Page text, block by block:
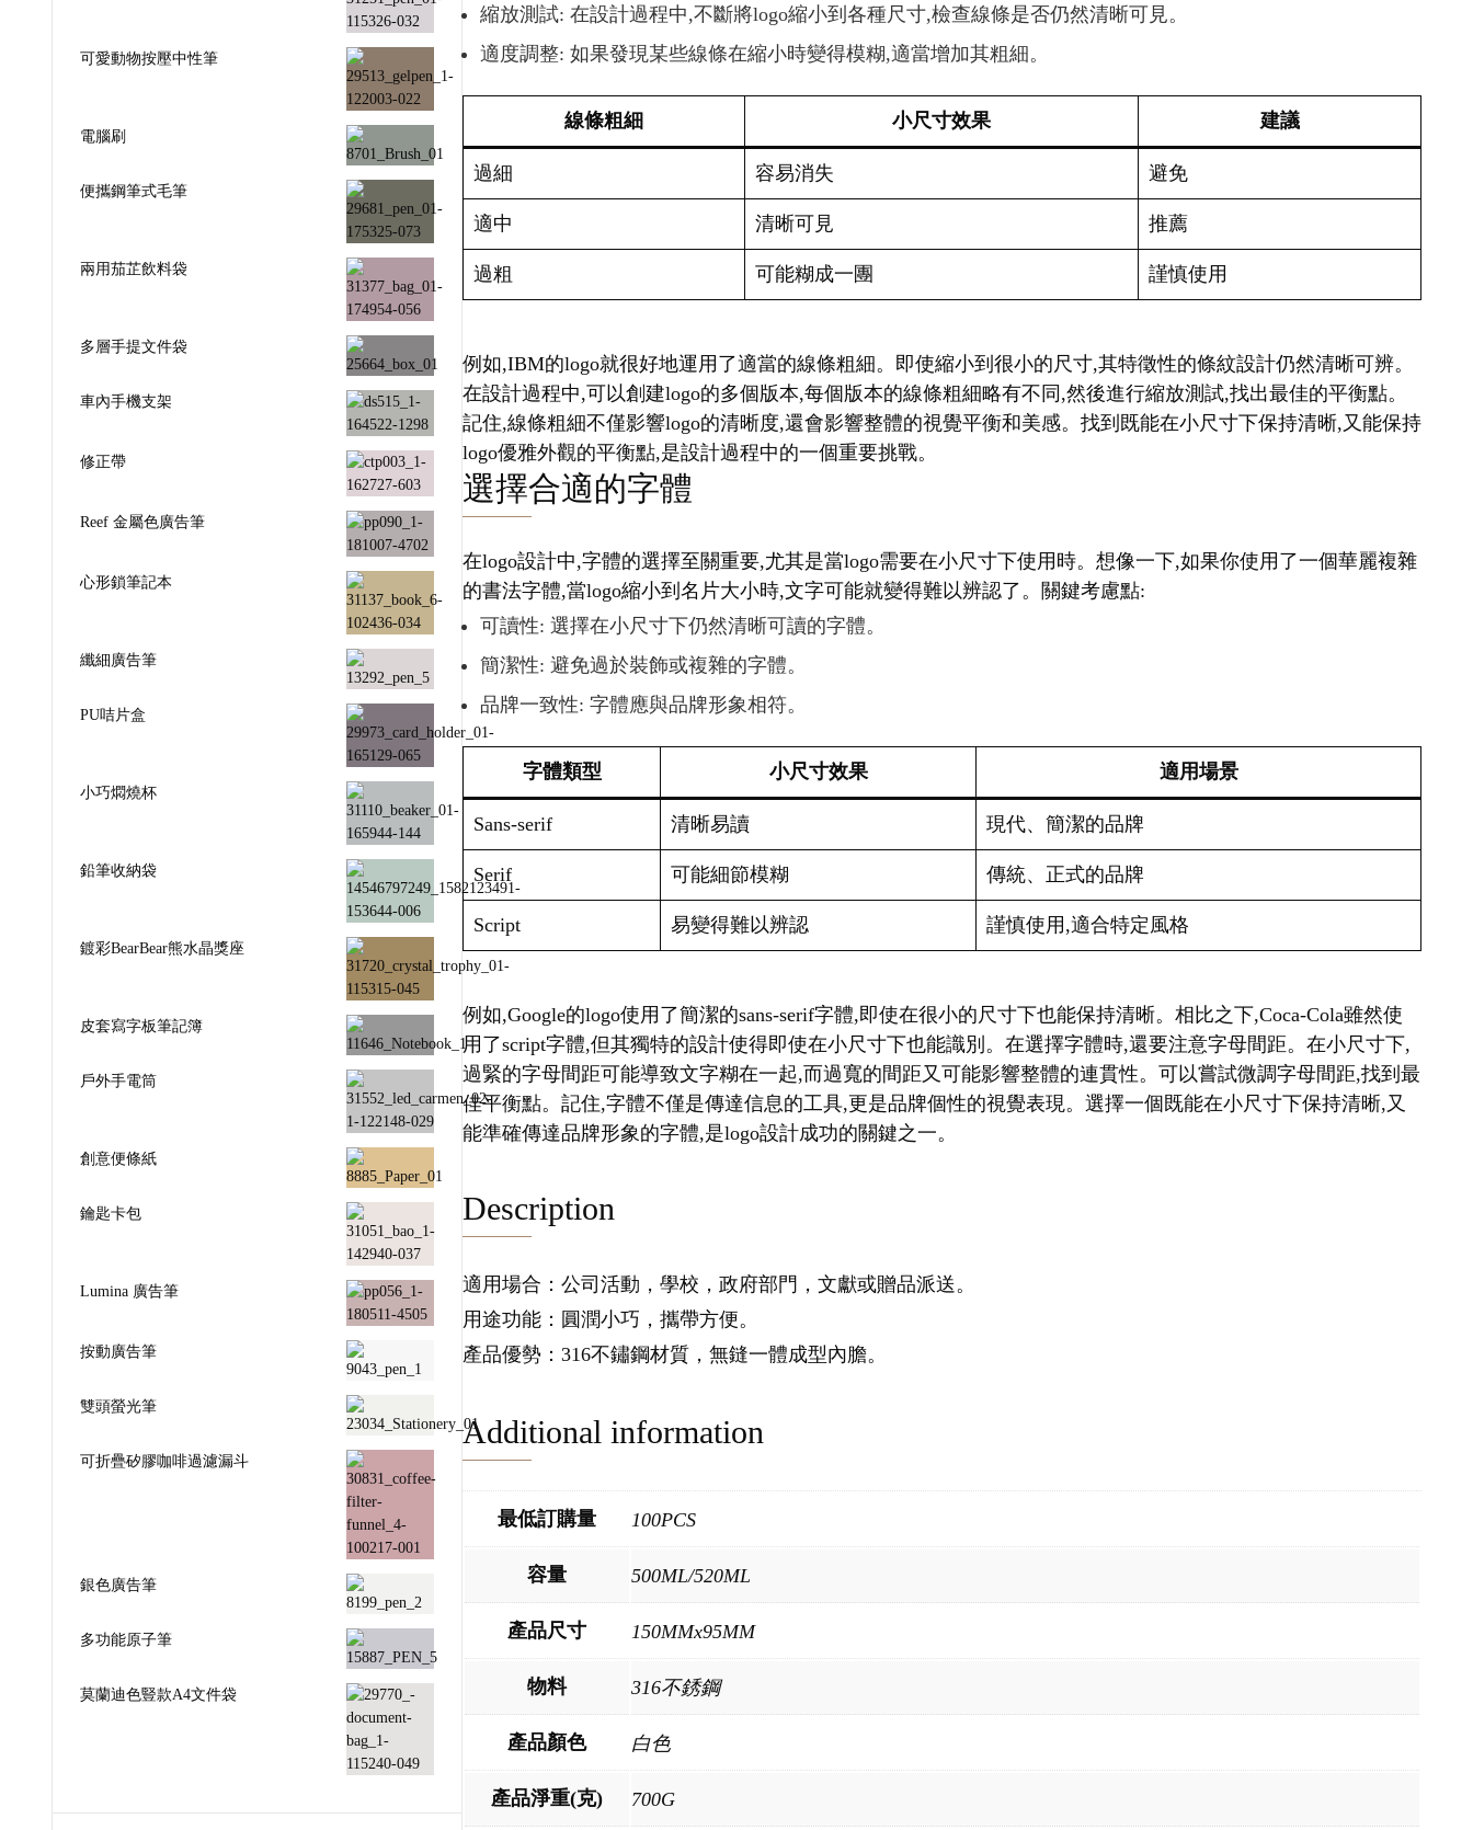
縮放測試: 在設計過程中,不斷將logo縮小到各種尺寸,檢查線條是否仍然清晰可見。
適度調整: 如果發現某些線條在縮小時變得模糊,適當增加其粗細。
線條粗細 小尺寸效果 建議
過細 容易消失 避免
適中 清晰可見 推薦
過粗 可能糊成一團 謹慎使用
例如,IBM的logo就很好地運用了適當的線條粗細。即使縮小到很小的尺寸,其特徵性的條紋設計仍然清晰可辨。
在設計過程中,可以創建logo的多個版本,每個版本的線條粗細略有不同,然後進行縮放測試,找出最佳的平衡點。
記住,線條粗細不僅影響logo的清晰度,還會影響整體的視覺平衡和美感。找到既能在小尺寸下保持清晰,又能保持
logo優雅外觀的平衡點,是設計過程中的一個重要挑戰。
選擇合適的字體
在logo設計中,字體的選擇至關重要,尤其是當logo需要在小尺寸下使用時。想像一下,如果你使用了一個華麗複雜
的書法字體,當logo縮小到名片大小時,文字可能就變得難以辨認了。關鍵考慮點:
可讀性: 選擇在小尺寸下仍然清晰可讀的字體。
簡潔性: 避免過於裝飾或複雜的字體。
品牌一致性: 字體應與品牌形象相符。
字體類型 小尺寸效果 適用場景
Sans-serif 清晰易讀 現代、簡潔的品牌
Serif 可能細節模糊 傳統、正式的品牌
Script 易變得難以辨認 謹慎使用,適合特定風格
例如,Google的logo使用了簡潔的sans-serif字體,即使在很小的尺寸下也能保持清晰。相比之下,Coca-Cola雖然使
用了script字體,但其獨特的設計使得即使在小尺寸下也能識別。在選擇字體時,還要注意字母間距。在小尺寸下,
過緊的字母間距可能導致文字糊在一起,而過寬的間距又可能影響整體的連貫性。可以嘗試微調字母間距,找到最
佳平衡點。記住,字體不僅是傳達信息的工具,更是品牌個性的視覺表現。選擇一個既能在小尺寸下保持清晰,又
能準確傳達品牌形象的字體,是logo設計成功的關鍵之一。
Description
適用場合：公司活動，學校，政府部門，文獻或贈品派送。
用途功能：圓潤小巧，攜帶方便。
產品優勢：316不鏽鋼材質，無鏠一體成型內膽。
Additional information
最低訂購量 100PCS
容量 500ML/520ML
產品尺寸 150MMx95MM
物料 316不銹鋼
產品顏色 白色
產品淨重(克) 700G
可愛動物按壓中性筆
電腦刷
便攜鋼筆式毛筆
兩用茄芷飲料袋
多層手提文件袋
車內手機支架
修正帶
Reef 金屬色廣告筆
心形鎖筆記本
纖細廣告筆
PU咭片盒
小巧燜燒杯
鉛筆收納袋
鍍彩BearBear熊水晶獎座
皮套寫字板筆記簿
戶外手電筒
創意便條紙
鑰匙卡包
Lumina 廣告筆
按動廣告筆
雙頭螢光筆
可折疊矽膠咖啡過濾漏斗
銀色廣告筆
多功能原子筆
莫蘭迪色豎款A4文件袋